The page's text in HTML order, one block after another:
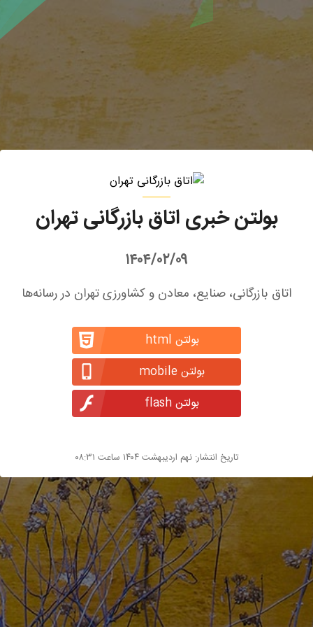
بولتن خبری اتاق بازرگانی تهران
۱۴۰۴/۰۲/۰۹
اتاق بازرگانی، صنایع، معادن و کشاورزی تهران در رسانه‌ها
بولتن html
بولتن mobile
بولتن flash
تاریخ انتشار: نهم اردیبهشت ۱۴۰۴ ساعت ۰۸:۳۱